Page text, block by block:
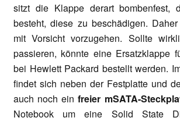
sitzt die Klappe derart bombenfest,
besteht, diese zu beschädigen.
mit Vorsicht vorzugehen. Sollte
passieren, könnte eine Ersatzklappe
bei Hewlett Packard bestellt werden.
findet sich neben der Festplatte und
auch noch einfreier mSATA-
Notebook um eine Solid State